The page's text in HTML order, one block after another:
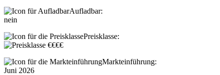
Aufladbar:
nein
Preisklasse:
Markteinführung:
Juni 2026